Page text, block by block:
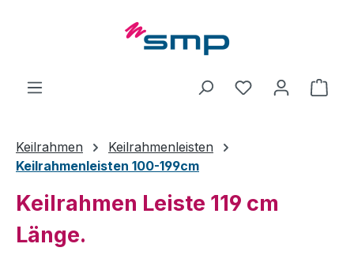
Zum Hauptinhalt springen
Keilrahmen
Keilrahmenleisten
Keilrahmenleisten 100-199cm
Keilrahmen Leiste 119 cm
Länge.